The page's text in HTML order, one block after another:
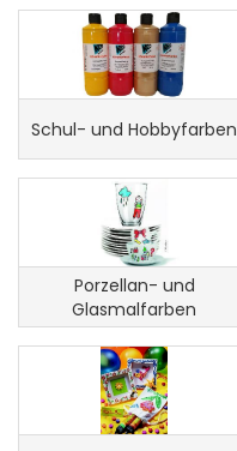
Schul- und Hobbyfarben
Porzellan- und
Glasmalfarben